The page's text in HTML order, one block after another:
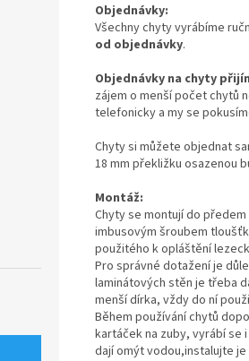
Objednávky:
Všechny chyty vyrábíme
od objednávky.
Objednávky na chyty
zájem o menší počet chytů
telefonicky a my se
Chyty si můžete objednat
18 mm překližku osazenou
Montáž:
Chyty se montují do
imbusovým šroubem
použitého k opláštění
Pro správné dotažení je
laminátových stěn je třeba
menší dírka, vždy do ní
Během používání chytů
kartáček na zuby, vyrábí se
dají omýt vodou,instalujte